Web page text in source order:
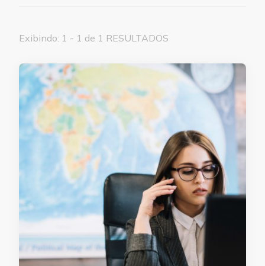
Exibindo: 1 - 1 de 1 RESULTADOS